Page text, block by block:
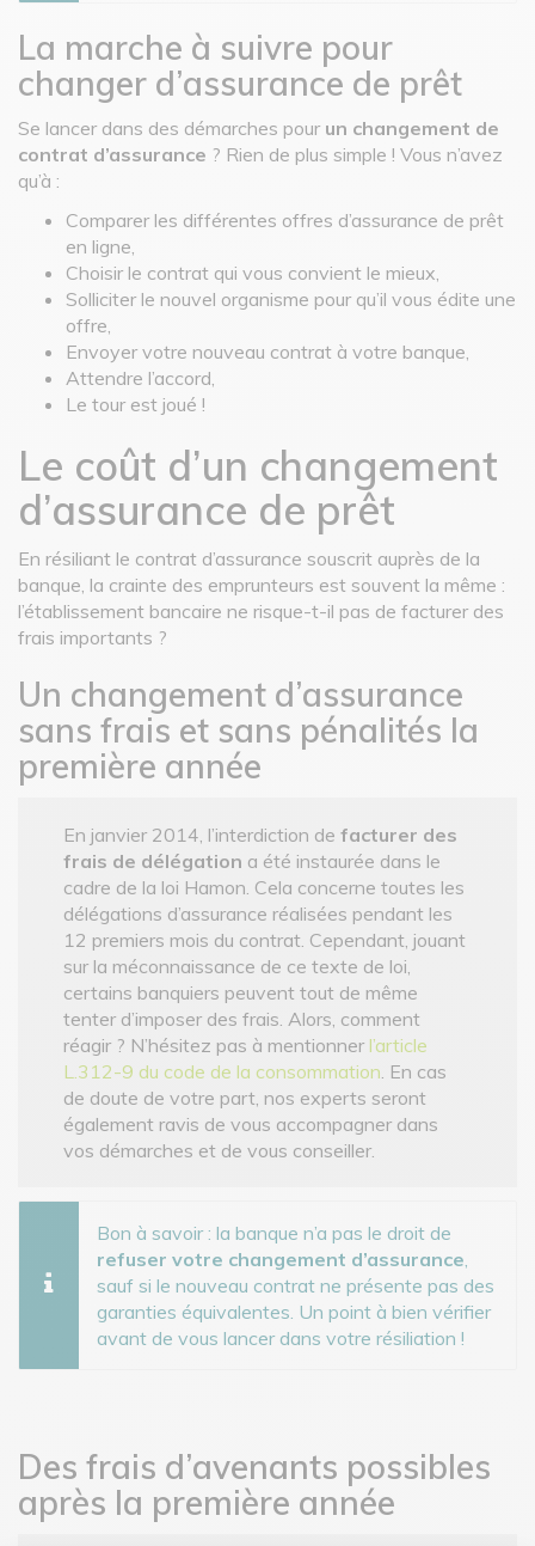
La marche à suivre pour
changer d’assurance de prêt
Se lancer dans des démarches pour un changement de
contrat d’assurance ? Rien de plus simple ! Vous n’avez
qu’à :
Comparer les différentes offres d’assurance de prêt
en ligne,
Choisir le contrat qui vous convient le mieux,
Solliciter le nouvel organisme pour qu’il vous édite une
offre,
Envoyer votre nouveau contrat à votre banque,
Attendre l’accord,
Le tour est joué !
Le coût d’un changement
d’assurance de prêt
En résiliant le contrat d’assurance souscrit auprès de la
banque, la crainte des emprunteurs est souvent la même :
l’établissement bancaire ne risque-t-il pas de facturer des
frais importants ?
Un changement d’assurance
sans frais et sans pénalités la
première année
En janvier 2014, l’interdiction de facturer des
frais de délégation a été instaurée dans le
cadre de la loi Hamon. Cela concerne toutes les
délégations d’assurance réalisées pendant les
12 premiers mois du contrat. Cependant, jouant
sur la méconnaissance de ce texte de loi,
certains banquiers peuvent tout de même
tenter d’imposer des frais. Alors, comment
réagir ? N’hésitez pas à mentionner l’article
L.312-9 du code de la consommation. En cas
de doute de votre part, nos experts seront
également ravis de vous accompagner dans
vos démarches et de vous conseiller.
Bon à savoir : la banque n’a pas le droit de
refuser votre changement d’assurance,
sauf si le nouveau contrat ne présente pas des
garanties équivalentes. Un point à bien vérifier
avant de vous lancer dans votre résiliation !
Des frais d’avenants possibles
après la première année